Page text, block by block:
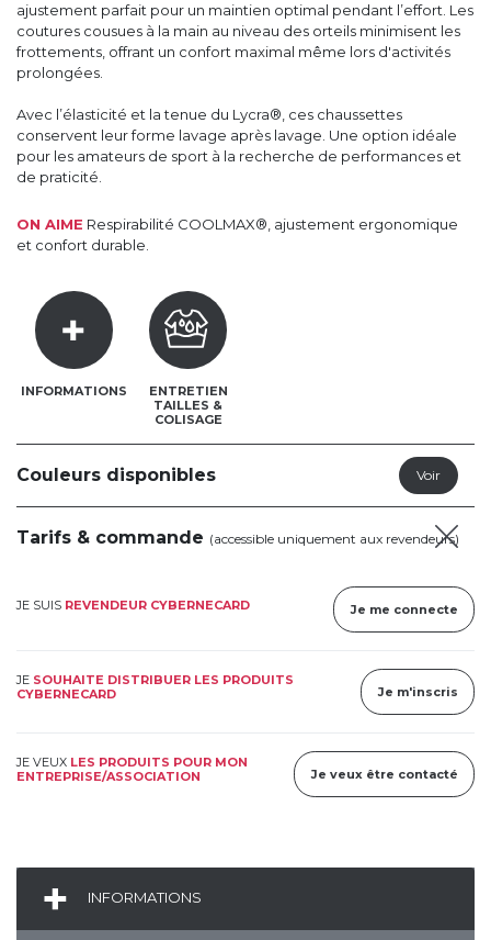
ajustement parfait pour un maintien optimal pendant l’effort. Les
coutures cousues à la main au niveau des orteils minimisent les
frottements, offrant un confort maximal même lors d'activités
prolongées.
Avec l’élasticité et la tenue du Lycra®, ces chaussettes
conservent leur forme lavage après lavage. Une option idéale
pour les amateurs de sport à la recherche de performances et
de praticité.
ON AIME Respirabilité COOLMAX®, ajustement ergonomique
et confort durable.
INFORMATIONS
ENTRETIEN
TAILLES &
COLISAGE
Couleurs disponibles
Tarifs & commande (accessible uniquement aux revendeurs)
JE SUIS REVENDEUR CYBERNECARD Je me connecte
JE SOUHAITE DISTRIBUER LES PRODUITS
CYBERNECARD
Je m'inscris
JE VEUX LES PRODUITS POUR MON
ENTREPRISE/ASSOCIATION
Je veux être contacté
INFORMATIONS